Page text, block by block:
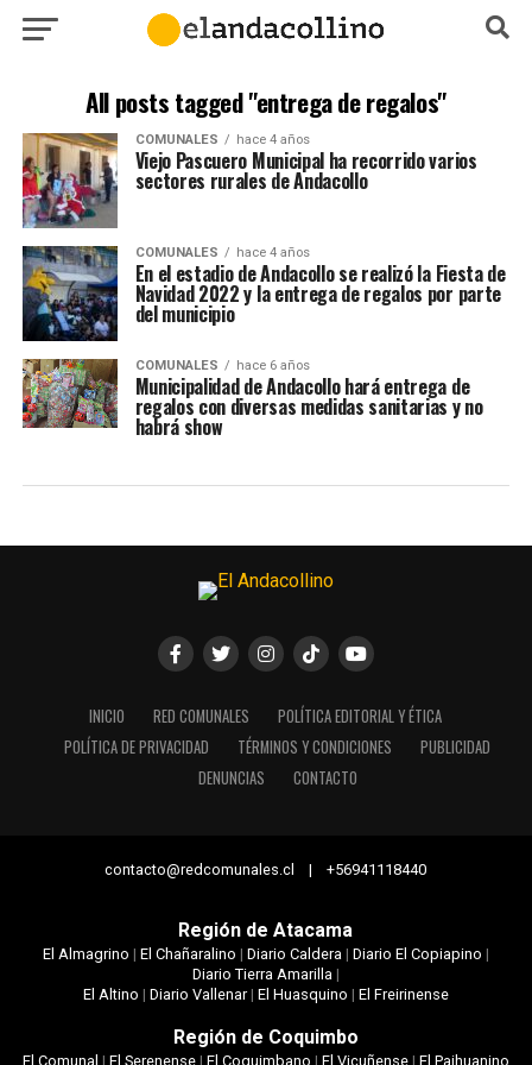
All posts tagged "entrega de regalos"
COMUNALES hace 4 años
Viejo Pascuero Municipal ha recorrido varios
sectores rurales de Andacollo
COMUNALES hace 4 años
En el estadio de Andacollo se realizó la Fiesta de
Navidad 2022 y la entrega de regalos por parte
del municipio
COMUNALES hace 6 años
Municipalidad de Andacollo hará entrega de
regalos con diversas medidas sanitarias y no
habrá show
INICIO RED COMUNALES
POLÍTICA EDITORIAL Y ÉTICA
POLÍTICA DE PRIVACIDAD
TÉRMINOS Y CONDICIONES
PUBLICIDAD
DENUNCIAS
CONTACTO
contacto@redcomunales.cl | +56941118440
Región de Atacama
El Almagrino | El Chañaralino | Diario Caldera| Diario El Copiapino |
Diario Tierra Amarilla|
El Altino | Diario Vallenar| El Huasquino | El Freirinense
Región de Coquimbo
El Comunal | El Serenense| El Coquimbano | El Vicuñense| El Paihuanino